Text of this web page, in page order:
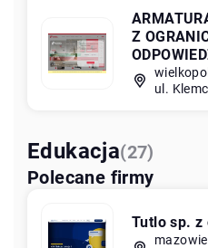
Z
ul.
Edukacja(27)
Polecane firmy
Tutlo sp. z